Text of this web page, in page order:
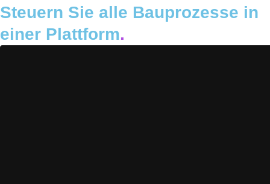
Steuern Sie alle Bauprozesse in
einer Plattform.